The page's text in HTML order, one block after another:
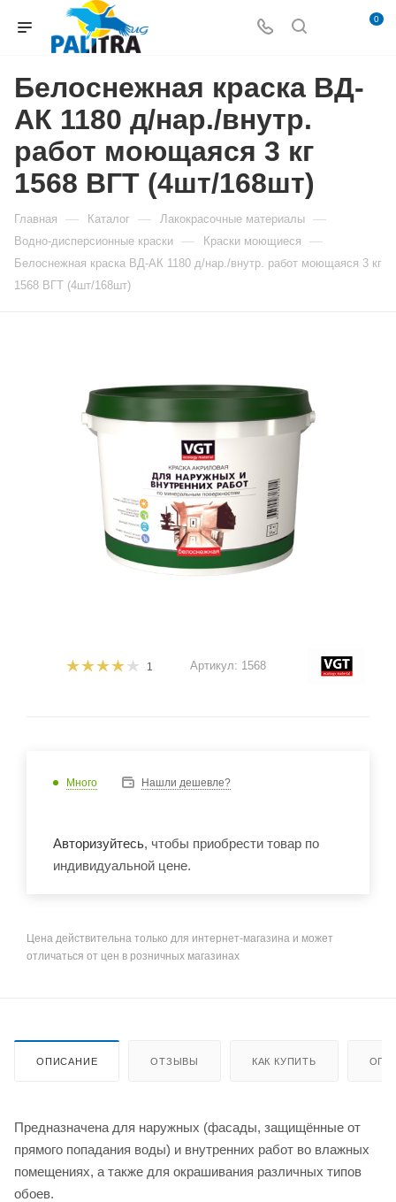
0
Белоснежная краска ВД-
АК 1180 д/нар./внутр.
работ моющаяся 3 кг
1568 ВГТ (4шт/168шт)
Главная — Каталог — Лакокрасочные материалы —
Водно-дисперсионные краски — Краски моющиеся —
Белоснежная краска ВД-АК 1180 д/нар./внутр. работ моющаяся 3 кг
1568 ВГТ (4шт/168шт)
1 Артикул: 1568
Много Нашли дешевле?
Авторизуйтесь, чтобы приобрести товар по
индивидуальной цене.
Цена действительна только для интернет-магазина и может
отличаться от цен в розничных магазинах
ОПИСАНИЕ ОТЗЫВЫ КАК КУПИТЬ
Предназначена для наружных (фасады, защищённые от
прямого попадания воды) и внутренних работ во влажных
помещениях, а также для окрашивания различных типов
обоев.